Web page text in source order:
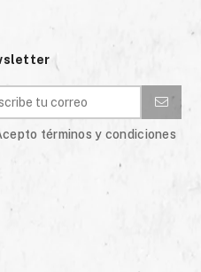
términos y condiciones